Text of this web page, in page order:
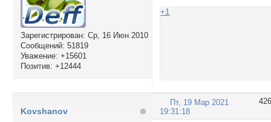
Зарегистрирован: Ср, 16 Июн 2010
Сообщений: 51819
Уважение: +15601
Позитив: +12444
+1
426
Пт, 19 Мар 2021
19:31:18
Kovshanov